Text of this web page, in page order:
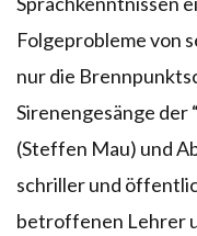
Folgeprobleme von
nur die
Sirenengesänge der
(Steffen Mau) und
schriller und
betroffenen Lehrer